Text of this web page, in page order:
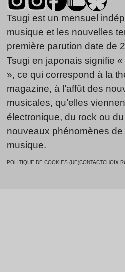
Tsugi est un mensuel
musique et les nouvelles
première parution date de
Tsugi en japonais signifie
», ce qui correspond à la
magazine, à l’affût des
musicales, qu’elles
électronique, du rock ou
nouveaux phénomènes
musique.
POLITIQUE DE COOKIES (UE)CONTACTCHOIX